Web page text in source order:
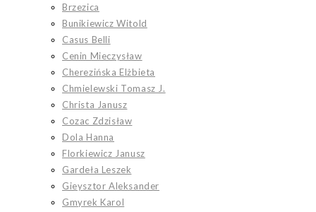
Brzezica
Bunikiewicz Witold
Casus Belli
Cenin Mieczysław
Cherezińska Elżbieta
Chmielewski Tomasz J.
Christa Janusz
Cozac Zdzisław
Dola Hanna
Florkiewicz Janusz
Gardeła Leszek
Gieysztor Aleksander
Gmyrek Karol